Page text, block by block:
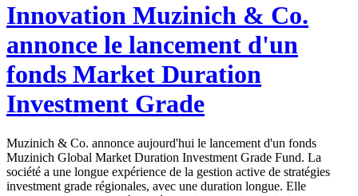
Innovation Muzinich & Co.
annonce le lancement d'un
fonds Market Duration
Investment Grade
Muzinich & Co. annonce aujourd'hui le lancement d'un fonds
Muzinich Global Market Duration Investment Grade Fund. La
société a une longue expérience de la gestion active de stratégies
investment grade régionales, avec une duration longue. Elle